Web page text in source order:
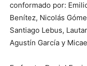
conformado por:
Benítez, Nicolás
Santiago Lebus,
Agustín García y